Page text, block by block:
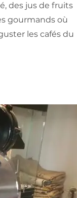
des jus de fruits
gourmands où
les cafés du